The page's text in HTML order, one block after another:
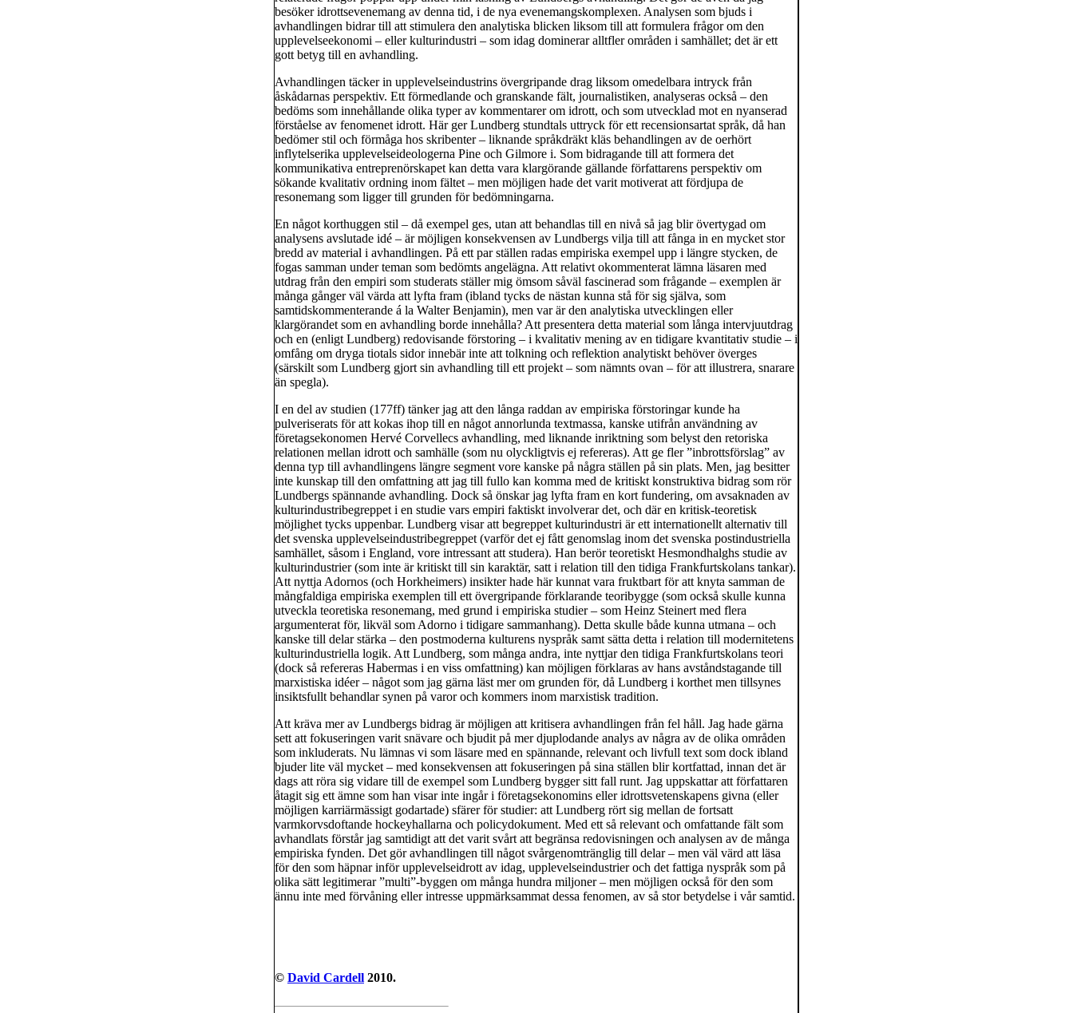
besöker idrottsevenemang av denna tid, i de nya evenemangskomplexen. Analysen som bjuds i
avhandlingen bidrar till att stimulera den analytiska blicken liksom till att formulera frågor om den
upplevelseekonomi – eller kulturindustri – som idag dominerar alltfler områden i samhället; det är ett
gott betyg till en avhandling.
Avhandlingen täcker in upplevelseindustrins övergripande drag liksom omedelbara intryck från
åskådarnas perspektiv. Ett förmedlande och granskande fält, journalistiken, analyseras också – den
bedöms som innehållande olika typer av kommentarer om idrott, och som utvecklad mot en nyanserad
förståelse av fenomenet idrott. Här ger Lundberg stundtals uttryck för ett recensionsartat språk, då han
bedömer stil och förmåga hos skribenter – liknande språkdräkt kläs behandlingen av de oerhört
inflytelserika upplevelseideologerna Pine och Gilmore i. Som bidragande till att formera det
kommunikativa entreprenörskapet kan detta vara klargörande gällande författarens perspektiv om
sökande kvalitativ ordning inom fältet – men möjligen hade det varit motiverat att fördjupa de
resonemang som ligger till grunden för bedömningarna.
En något korthuggen stil – då exempel ges, utan att behandlas till en nivå så jag blir övertygad om
analysens avslutade idé – är möjligen konsekvensen av Lundbergs vilja till att fånga in en mycket stor
bredd av material i avhandlingen. På ett par ställen radas empiriska exempel upp i längre stycken, de
fogas samman under teman som bedömts angelägna. Att relativt okommenterat lämna läsaren med
utdrag från den empiri som studerats ställer mig ömsom såväl fascinerad som frågande – exemplen är
många gånger väl värda att lyfta fram (ibland tycks de nästan kunna stå för sig själva, som
samtidskommenterande á la Walter Benjamin), men var är den analytiska utvecklingen eller
klargörandet som en avhandling borde innehålla? Att presentera detta material som långa intervjuutdrag
och en (enligt Lundberg) redovisande förstoring – i kvalitativ mening av en tidigare kvantitativ studie – i
omfång om dryga tiotals sidor innebär inte att tolkning och reflektion analytiskt behöver överges
(särskilt som Lundberg gjort sin avhandling till ett projekt – som nämnts ovan – för att illustrera, snarare
än spegla).
I en del av studien (177ff) tänker jag att den långa raddan av empiriska förstoringar kunde ha
pulveriserats för att kokas ihop till en något annorlunda textmassa, kanske utifrån användning av
företagsekonomen Hervé Corvellecs avhandling, med liknande inriktning som belyst den retoriska
relationen mellan idrott och samhälle (som nu olyckligtvis ej refereras). Att ge fler ”inbrottsförslag” av
denna typ till avhandlingens längre segment vore kanske på några ställen på sin plats. Men, jag besitter
inte kunskap till den omfattning att jag till fullo kan komma med de kritiskt konstruktiva bidrag som rör
Lundbergs spännande avhandling. Dock så önskar jag lyfta fram en kort fundering, om avsaknaden av
kulturindustribegreppet i en studie vars empiri faktiskt involverar det, och där en kritisk-teoretisk
möjlighet tycks uppenbar. Lundberg visar att begreppet kulturindustri är ett internationellt alternativ till
det svenska upplevelseindustribegreppet (varför det ej fått genomslag inom det svenska postindustriella
samhället, såsom i England, vore intressant att studera). Han berör teoretiskt Hesmondhalghs studie av
kulturindustrier (som inte är kritiskt till sin karaktär, satt i relation till den tidiga Frankfurtskolans tankar).
Att nyttja Adornos (och Horkheimers) insikter hade här kunnat vara fruktbart för att knyta samman de
mångfaldiga empiriska exemplen till ett övergripande förklarande teoribygge (som också skulle kunna
utveckla teoretiska resonemang, med grund i empiriska studier – som Heinz Steinert med flera
argumenterat för, likväl som Adorno i tidigare sammanhang). Detta skulle både kunna utmana – och
kanske till delar stärka – den postmoderna kulturens nyspråk samt sätta detta i relation till modernitetens
kulturindustriella logik. Att Lundberg, som många andra, inte nyttjar den tidiga Frankfurtskolans teori
(dock så refereras Habermas i en viss omfattning) kan möjligen förklaras av hans avståndstagande till
marxistiska idéer – något som jag gärna läst mer om grunden för, då Lundberg i korthet men tillsynes
insiktsfullt behandlar synen på varor och kommers inom marxistisk tradition.
Att kräva mer av Lundbergs bidrag är möjligen att kritisera avhandlingen från fel håll. Jag hade gärna
sett att fokuseringen varit snävare och bjudit på mer djuplodande analys av några av de olika områden
som inkluderats. Nu lämnas vi som läsare med en spännande, relevant och livfull text som dock ibland
bjuder lite väl mycket – med konsekvensen att fokuseringen på sina ställen blir kortfattad, innan det är
dags att röra sig vidare till de exempel som Lundberg bygger sitt fall runt. Jag uppskattar att författaren
åtagit sig ett ämne som han visar inte ingår i företagsekonomins eller idrottsvetenskapens givna (eller
möjligen karriärmässigt godartade) sfärer för studier: att Lundberg rört sig mellan de fortsatt
varmkorvsdoftande hockeyhallarna och policydokument. Med ett så relevant och omfattande fält som
avhandlats förstår jag samtidigt att det varit svårt att begränsa redovisningen och analysen av de många
empiriska fynden. Det gör avhandlingen till något svårgenomtränglig till delar – men väl värd att läsa
för den som häpnar inför upplevelseidrott av idag, upplevelseindustrier och det fattiga nyspråk som på
olika sätt legitimerar ”multi”-byggen om många hundra miljoner – men möjligen också för den som
ännu inte med förvåning eller intresse uppmärksammat dessa fenomen, av så stor betydelse i vår samtid.
© David Cardell 2010.